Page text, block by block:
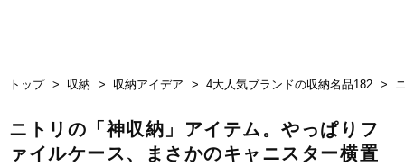
トップ 収納 収納アイデア 4大人気ブランドの収納名品182
ニトリの「神収納」アイテム。やっぱりフ
ァイルケース、まさかのキャニスター横置